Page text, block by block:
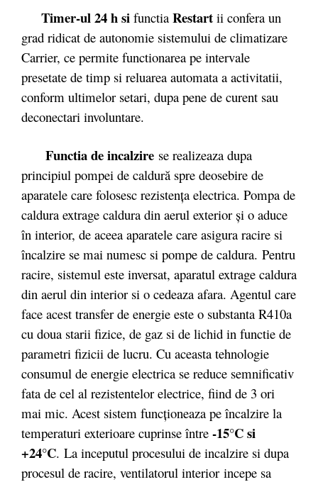
Timer-ul 24 h si functia Restart ii confera un
grad ridicat de autonomie sistemului de climatizare
Carrier, ce permite functionarea pe intervale
presetate de timp si reluarea automata a activitatii,
conform ultimelor setari, dupa pene de curent sau
deconectari involuntare.
Functia de incalzire se realizeaza dupa
principiul pompei de caldură spre deosebire de
aparatele care folosesc rezistenţa electrica. Pompa de
caldura extrage caldura din aerul exterior şi o aduce
în interior, de aceea aparatele care asigura racire si
încalzire se mai numesc si pompe de caldura. Pentru
racire, sistemul este inversat, aparatul extrage caldura
din aerul din interior si o cedeaza afara. Agentul care
face acest transfer de energie este o substanta R410a
cu doua starii fizice, de gaz si de lichid in functie de
parametri fizicii de lucru. Cu aceasta tehnologie
consumul de energie electrica se reduce semnificativ
fata de cel al rezistentelor electrice, fiind de 3 ori
mai mic. Acest sistem funcționeaza pe încalzire la
temperaturi exterioare cuprinse între -15°C si
+24°C. La inceputul procesului de incalzire si dupa
procesul de racire, ventilatorul interior incepe sa